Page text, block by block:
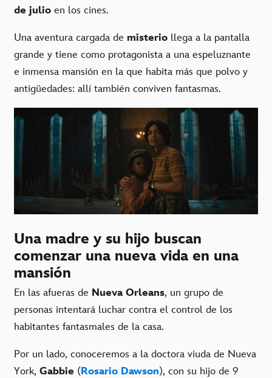
de julio en los cines.
Una aventura cargada de misterio llega a la pantalla
grande y tiene como protagonista a una espeluznante
e inmensa mansión en la que habita más que polvo y
antigüedades: allí también conviven fantasmas.
Una madre y su hijo buscan
comenzar una nueva vida en una
mansión
En las afueras de Nueva Orleans, un grupo de
personas intentará luchar contra el control de los
habitantes fantasmales de la casa.
Por un lado, conoceremos a la doctora viuda de Nueva
York, Gabbie (Rosario Dawson), con su hijo de 9